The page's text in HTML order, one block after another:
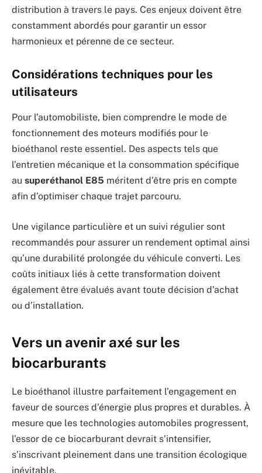
distribution à travers le pays. Ces enjeux doivent être
constamment abordés pour garantir un essor
harmonieux et pérenne de ce secteur.
Considérations techniques pour les
utilisateurs
Pour l’automobiliste, bien comprendre le mode de
fonctionnement des moteurs modifiés pour le
bioéthanol reste essentiel. Des aspects tels que
l’entretien mécanique et la consommation spécifique
au superéthanol E85 méritent d’être pris en compte
afin d’optimiser chaque trajet parcouru.
Une vigilance particulière et un suivi régulier sont
recommandés pour assurer un rendement optimal ainsi
qu’une durabilité prolongée du véhicule converti. Les
coûts initiaux liés à cette transformation doivent
également être évalués avant toute décision d’achat
ou d’installation.
Vers un avenir axé sur les
biocarburants
Le bioéthanol illustre parfaitement l’engagement en
faveur de sources d’énergie plus propres et durables. À
mesure que les technologies automobiles progressent,
l’essor de ce biocarburant devrait s’intensifier,
s’inscrivant pleinement dans une transition écologique
inévitable.